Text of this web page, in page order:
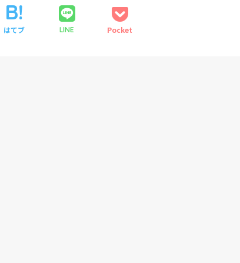
はてブ LINE Pocket